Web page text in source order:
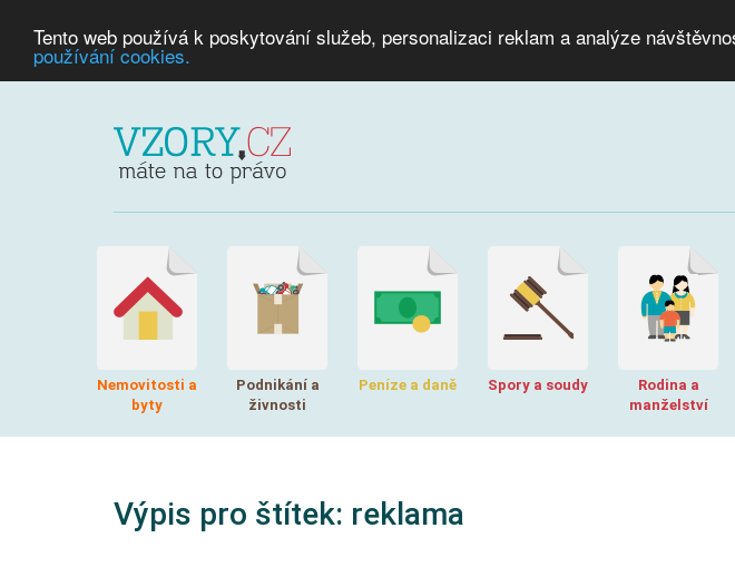
Tento web používá k poskytování služeb, personalizaci reklam a analýze
používání cookies.
Nemovitosti a
byty
Podnikání a
živnosti
Peníze a daně Spory a soudy
Rodina a
manželství
Výpis pro štítek: reklama